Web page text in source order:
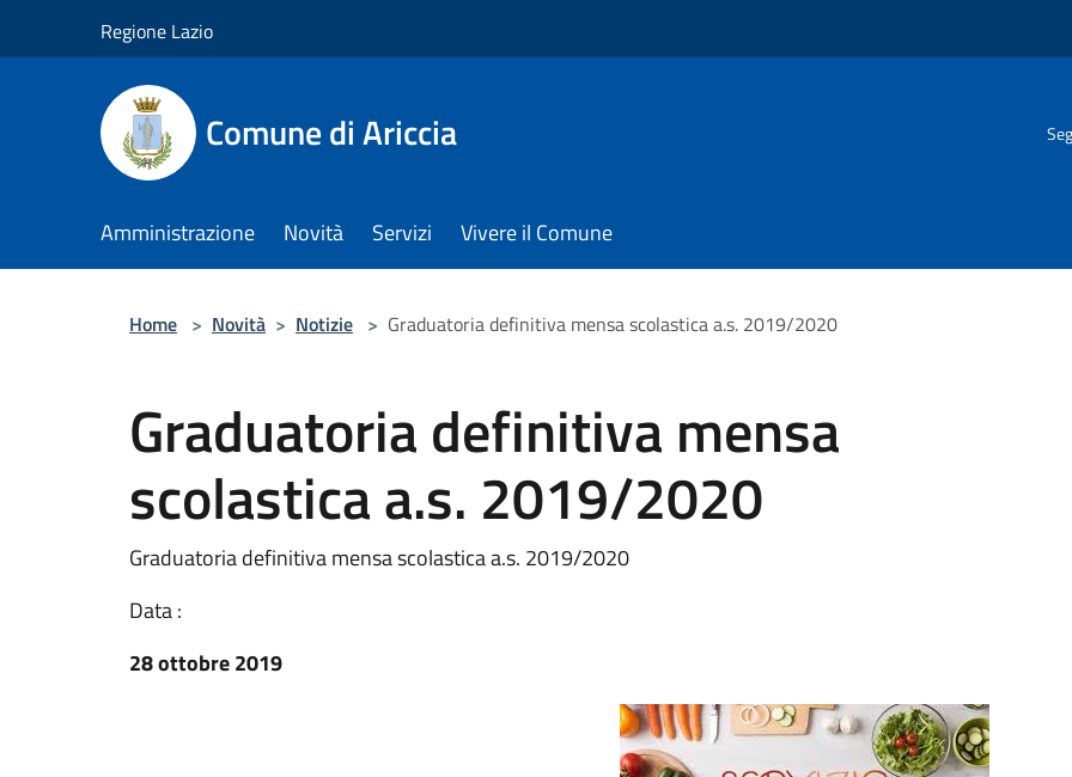
Regione Lazio
Comune di Ariccia
Amministrazione Novità Servizi Vivere il Comune
Home > Novità > Notizie > Graduatoria definitiva mensa scolastica a.s. 2019/2020
Graduatoria definitiva mensa
scolastica a.s. 2019/2020
Graduatoria definitiva mensa scolastica a.s. 2019/2020
Data :
28 ottobre 2019